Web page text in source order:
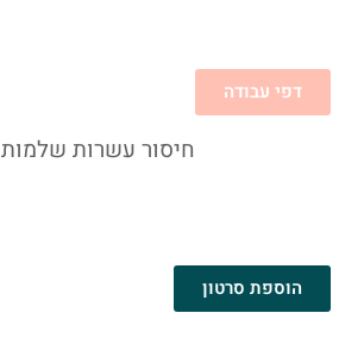
דפי עבודה
חיסור עשרות שלמות
הוספת סרטון